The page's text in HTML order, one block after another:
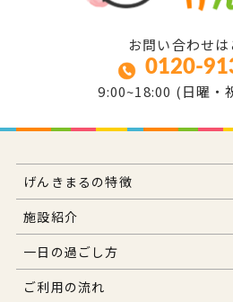
お問い合わせは
0120-
9:00~18:00 (日曜・
げんきまるの特徴
施設紹介
一日の過ごし方
ご利用の流れ